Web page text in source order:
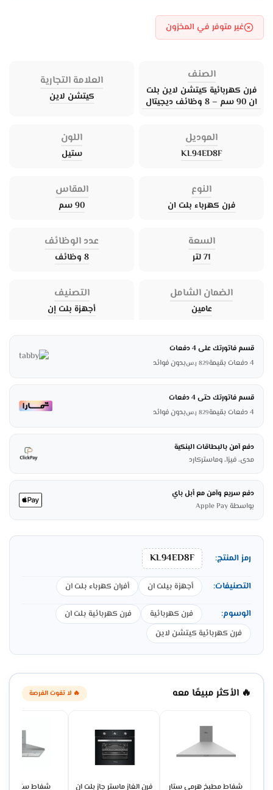
غير متوفر في المخزون
الصنف
فرن كهربائية كيتشن لاين بلت
ان 90 سم – 8 وظائف ديجيتال
العلامة التجارية
كيتشن لاين
الموديل
KL94ED8F
اللون
ستيل
النوع
فرن كهرباء بلت ان
المقاس
90 سم
السعة
71 لتر
عدد الوظائف
8 وظائف
الضمان الشامل
عامين
التصنيف
أجهزة بلت إن
قسم فاتورتك على 4 دفعات
4 دفعات بقيمة
829 ر.سبدون فوائد
قسم فاتورتك حتى 4 دفعات
4 دفعات بقيمة
829 ر.سبدون فوائد
دفع آمن بالبطاقات البنكية
مدى، فيزا، وماستركارد
دفع سريع وآمن مع أبل باي
بواسطة Apple Pay
رمز المنتج: KL94ED8F
التصنيفات: أجهزة بيلت ان أفران كهرباء بلت ان
الوسوم: فرن كهربائية
فرن كهربائية بلت ان
فرن كهربائية كيتشن لاين
🔥 الأكثر مبيعًا معه 🔥 لا تفوت الفرصة
شفاط مطبخ هرمي ستار فرن الغاز ماستر جاز بلت ان شفاط ستيل